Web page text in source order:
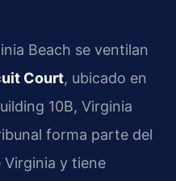
Beach se ventilan
Court, ubicado en
10B, Virginia
forma parte del
y tiene